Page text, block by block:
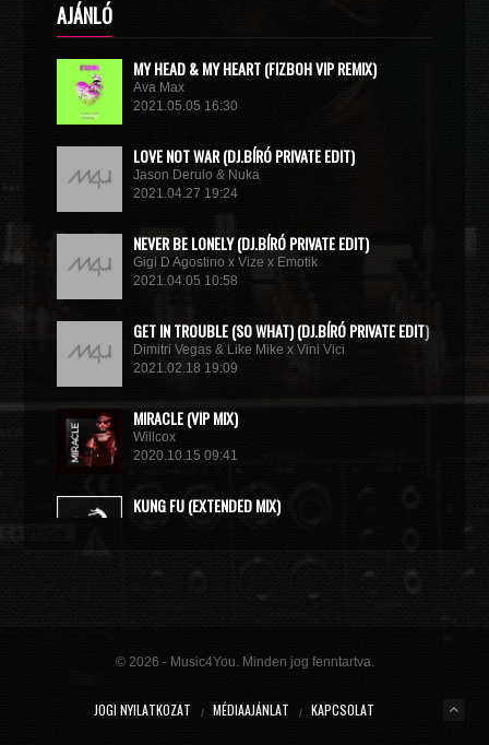
AJÁNLÓ
MY HEAD & MY HEART (FIZBOH VIP REMIX)
Ava Max
2021.05.05 16:30
LOVE NOT WAR (DJ.BÍRÓ PRIVATE EDIT)
Jason Derulo & Nuka
2021.04.27 19:24
NEVER BE LONELY (DJ.BÍRÓ PRIVATE EDIT)
Gigi D Agostino x Vize x Emotik
2021.04.05 10:58
GET IN TROUBLE (SO WHAT) (DJ.BÍRÓ PRIVATE EDIT)
Dimitri Vegas & Like Mike x Vini Vici
2021.02.18 19:09
MIRACLE (VIP MIX)
Willcox
2020.10.15 09:41
KUNG FU (EXTENDED MIX)
© 2026 - Music4You. Minden jog fenntartva.
JOGI NYILATKOZAT MÉDIAAJÁNLAT KAPCSOLAT